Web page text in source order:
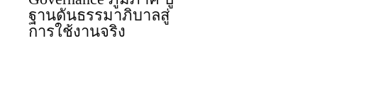
ฐานดันธรรมาภิบาลสู่
การใช้งานจริง